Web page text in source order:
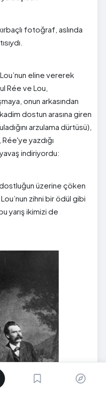
fotoğraf, aslında
eline vererek
Rée ve Lou,
onun arkasından
dostun arasına giren
arzulama dürtüsü),
yazdığı
indiriyordu:
üzerine çöken
zihni bir ödül gibi
yarış ikimizi de